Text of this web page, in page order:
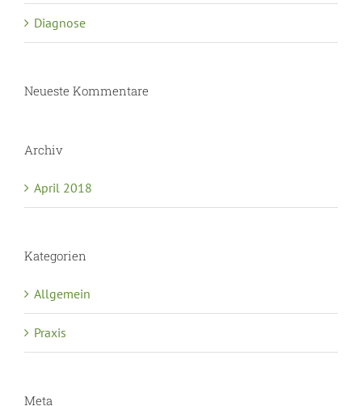
Diagnose
Neueste Kommentare
Archiv
April 2018
Kategorien
Allgemein
Praxis
Meta